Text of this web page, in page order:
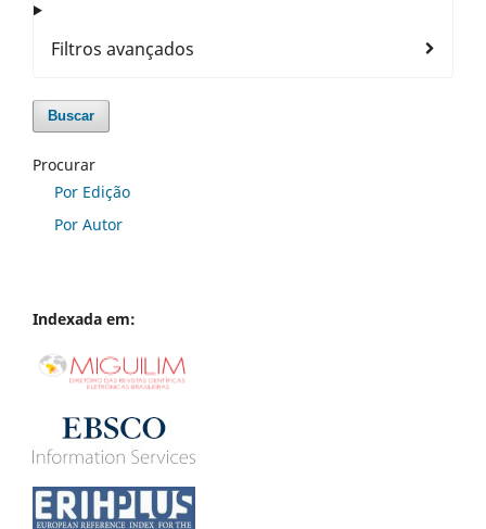
Filtros avançados
Buscar
Procurar
Por Edição
Por Autor
Indexada em: